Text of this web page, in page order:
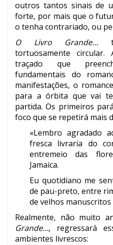
outros tantos sinais de
forte, por mais que o
o tenha contrariado, ou
O Livro Grande…
tortuosamente circular.
traçado que
fundamentais do
manifestações, o
para a órbita que vai
partida. Os primeiros
foco que se repetirá mais
«Lembro agradado
fresca livraria do
entremeio das
Jamaica.
Eu quotidiano me
de pau-preto, entre
de velhos manuscritos
Realmente, não muito
Grande…, regressará
ambientes livrescos: